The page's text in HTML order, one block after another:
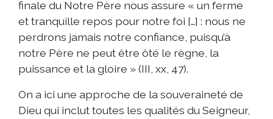
finale du Notre Père nous assure « un ferme
et tranquille repos pour notre foi […] : nous ne
perdrons jamais notre confiance, puisqu’à
notre Père ne peut être ôté le règne, la
puissance et la gloire » (III, xx, 47).
On a ici une approche de la souveraineté de
Dieu qui inclut toutes les qualités du Seigneur,